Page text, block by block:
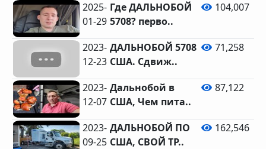
2025-
01-29
Где ДАЛЬНОБОЙ
5708? перво..
104,007
2023-
12-23
ДАЛЬНОБОЙ 5708
США. Сдвиж..
71,258
2023-
12-07
Дальнобой в
США, Чем пита..
87,122
2023-
09-25
ДАЛЬНОБОЙ ПО
США, СВОЙ ТР..
162,546